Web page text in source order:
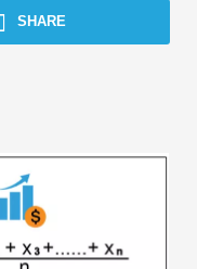
SHARE